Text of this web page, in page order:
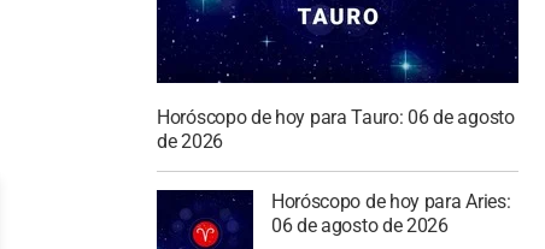
Horóscopo de hoy para Tauro: 06 de agosto
de 2026
Horóscopo de hoy para Aries:
06 de agosto de 2026